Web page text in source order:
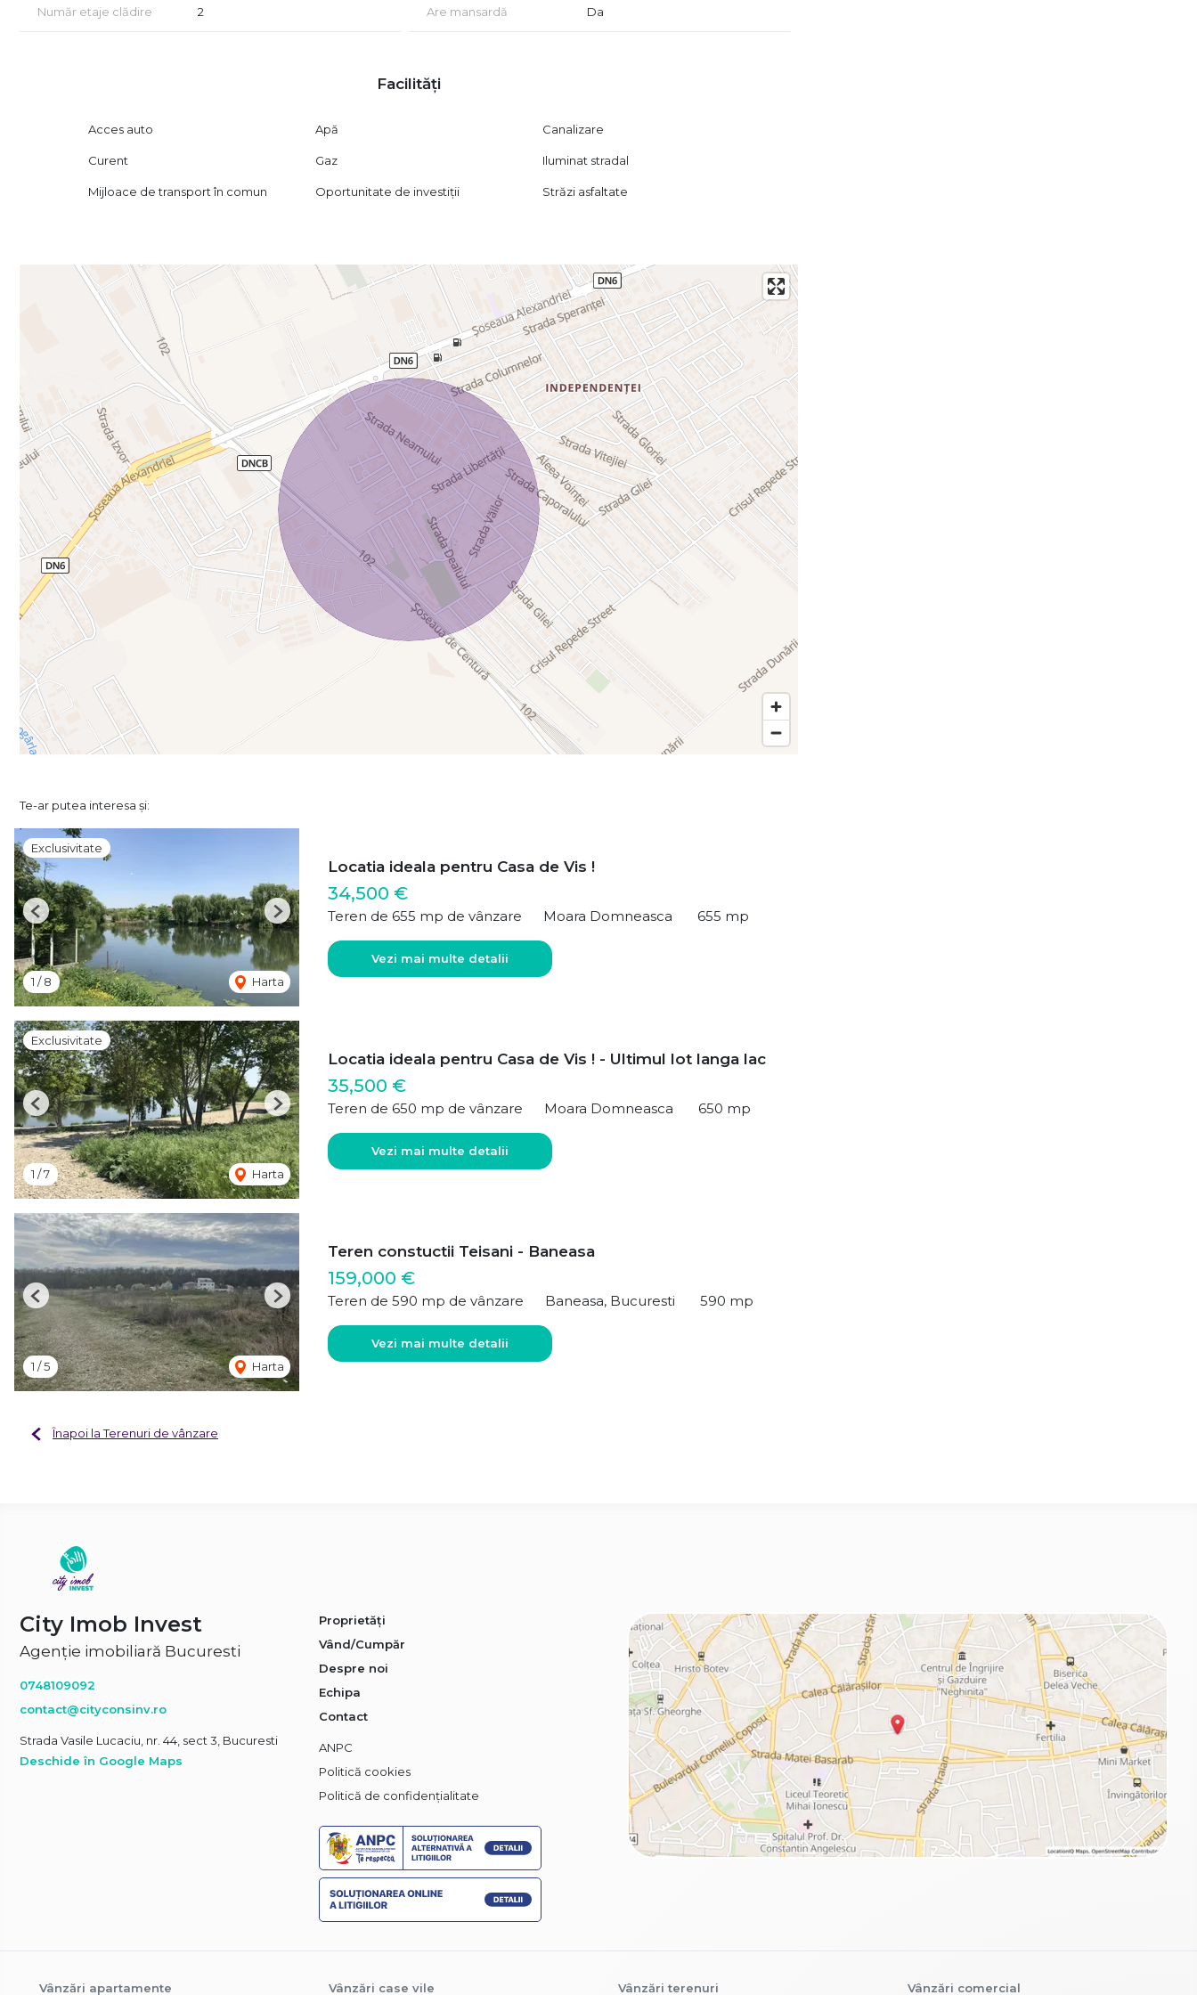
predominanța caselor noi și ritmul constant de dezvoltare. În apropiere se regăsesc supermarketuri precum Lidl,
Kaufland, Penny și Mega Image, farmacii, restaurante, școli, grădinițe și numeroase servicii care asigură confortul
principalele puncte de interes din vestul Capitalei, facilitând deplasarea atât către București, cât și către localitățile
acest teren reprezintă o oportunitate dificil de replicat prin combinația dintre poziționare, utilități, reglementările
gratuită celor care doresc achiziționarea prin credit ipotecar! Vizionarea terenului se face doar în baza semnării unui
acord de vizionare, conform articolului 2096–2102 din Codul Civil.
Număr etaje clădire 2 Are mansardă Da
Facilități
Acces auto Apă Canalizare
Curent Gaz Iluminat stradal
Mijloace de transport în comun Oportunitate de investiții Străzi asfaltate
Te-ar putea interesa și:
Exclusivitate
1 /8 Harta
Previous Next
Locatia ideala pentru Casa de Vis !
34,500 €
Teren de 655 mp de vânzare Moara Domneasca 655 mp
Vezi mai multe detalii
Exclusivitate
1 /7 Harta
Previous Next
Locatia ideala pentru Casa de Vis ! - Ultimul lot langa lac
35,500 €
Teren de 650 mp de vânzare Moara Domneasca 650 mp
Vezi mai multe detalii
1 /5 Harta
Previous Next
Teren constuctii Teisani - Baneasa
159,000 €
Teren de 590 mp de vânzare Baneasa, Bucuresti 590 mp
Vezi mai multe detalii
Înapoi la Terenuri de vânzare
City Imob Invest
Agenție imobiliară Bucuresti
0748109092
contact@cityconsinv.ro
Strada Vasile Lucaciu, nr. 44, sect 3, Bucuresti
Deschide în Google Maps
Proprietăți
Vând/Cumpăr
Despre noi
Echipa
Contact
ANPC
Politică cookies
Politică de confidențialitate
Vânzări apartamente Vânzări case vile Vânzări terenuri Vânzări comercial